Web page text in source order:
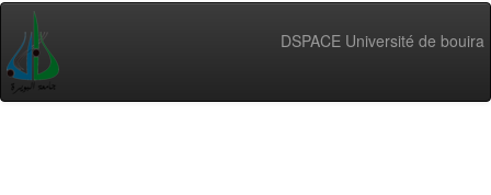
DSPACE Université de bouira